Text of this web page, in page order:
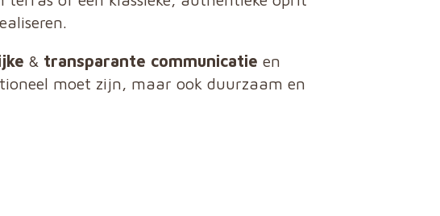
& transparante communicatie en
moet zijn, maar ook duurzaam en